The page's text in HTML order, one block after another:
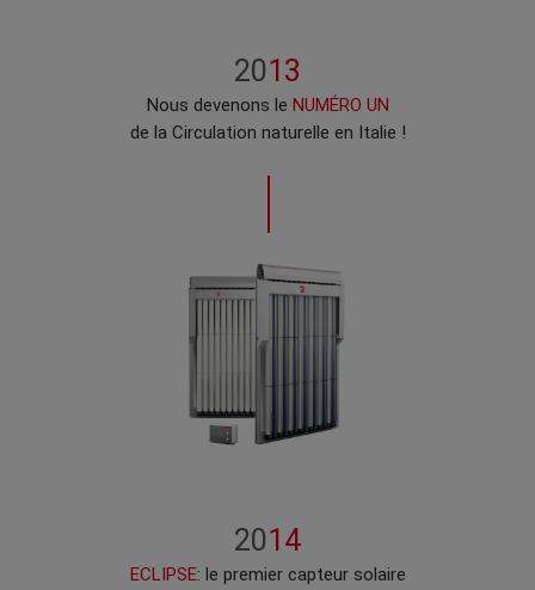
2013
Nous devenons le NUMÉRO UN
de la Circulation naturelle en Italie !
2014
ECLIPSE: le premier capteur solaire